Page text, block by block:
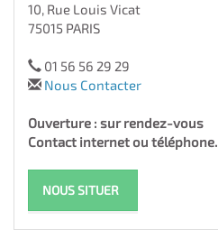
10, Rue Louis Vicat
75015 PARIS
01 56 56 29 29
Nous Contacter
Ouverture : sur rendez-vous
Contact internet ou téléphone.
NOUS SITUER